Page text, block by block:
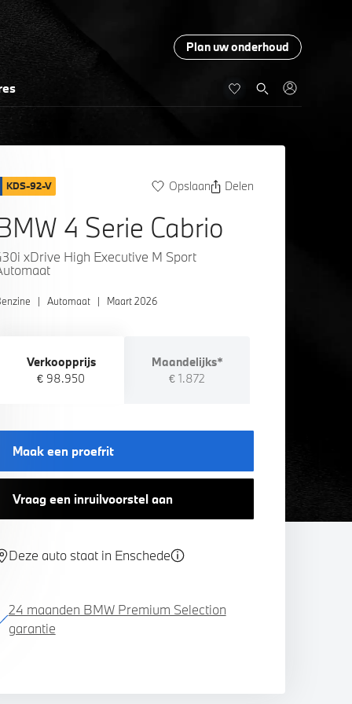
Plan uw onderhoud
KDS-92-V Opslaan Delen
4 Serie Cabrio
xDrive High Executive M Sport
| Automaat | Maart 2026
Verkoopprijs
€ 98.950
Maandelijks*
€ 1.872
Maak een proefrit
Vraag een inruilvoorstel aan
Deze auto staat in Enschede
24 maanden BMW Premium Selection
garantie